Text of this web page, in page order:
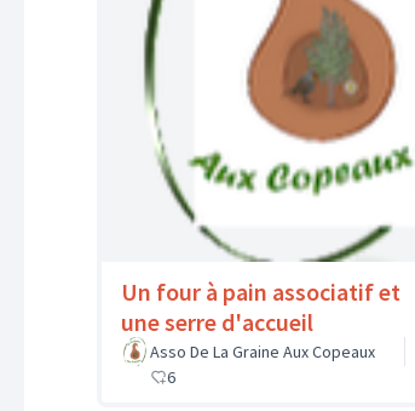
Un four à pain associatif et
une serre d'accueil
Asso De La Graine Aux Copeaux
6